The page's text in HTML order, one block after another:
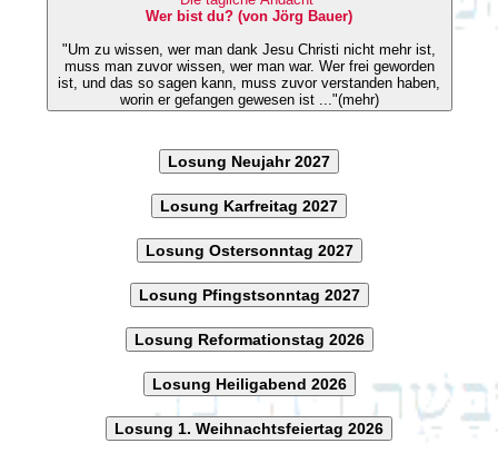
Wer bist du? (von Jörg Bauer)
"Um zu wissen, wer man dank Jesu Christi nicht mehr ist,
muss man zuvor wissen, wer man war. Wer frei geworden
ist, und das so sagen kann, muss zuvor verstanden haben,
worin er gefangen gewesen ist ..."(mehr)
Losung Neujahr 2027
Losung Karfreitag 2027
Losung Ostersonntag 2027
Losung Pfingstsonntag 2027
Losung Reformationstag 2026
Losung Heiligabend 2026
Losung 1. Weihnachtsfeiertag 2026